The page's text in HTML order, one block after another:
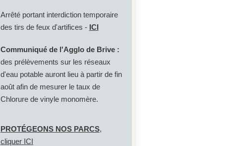
Arrêté portant interdiction temporaire
des tirs de feux d'artifices - ICI
Communiqué de l'Agglo de Brive :
des prélèvements sur les réseaux
d'eau potable auront lieu à partir de fin
août afin de mesurer le taux de
Chlorure de vinyle monomère.
​PROTÉGEONS NOS PARCS,
cliquer ICI